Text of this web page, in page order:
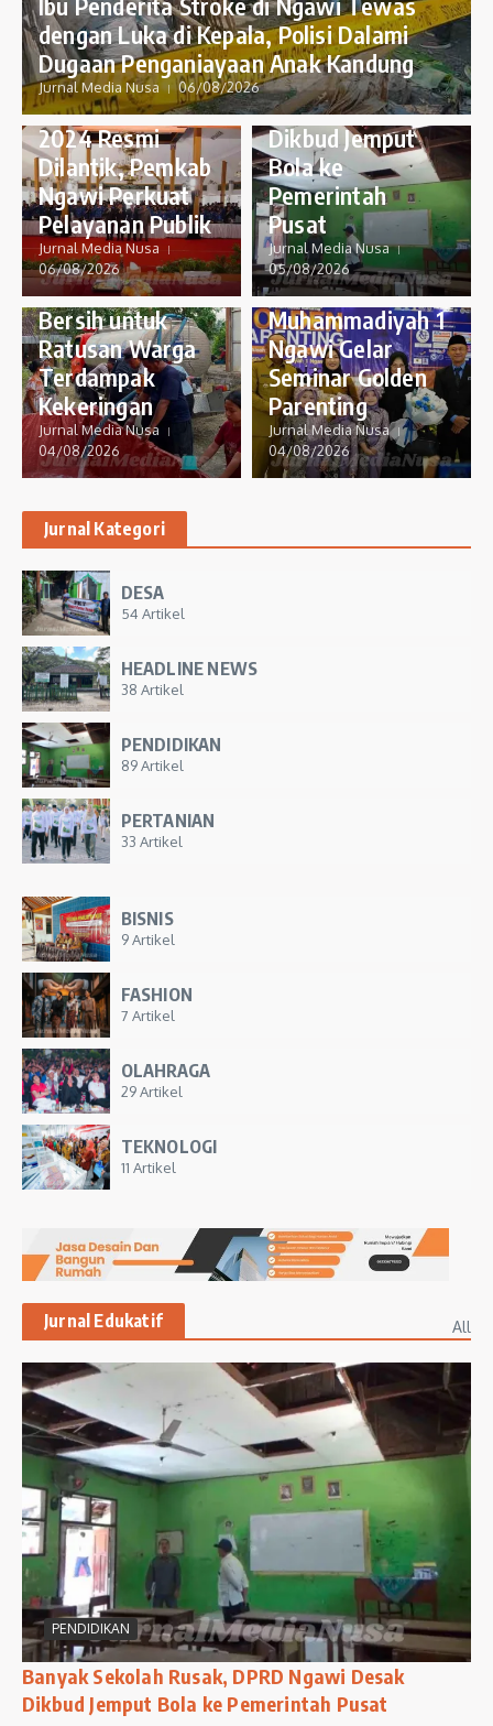
dengan Luka di Kepala, Polisi Dalami
Dugaan Penganiayaan Anak Kandung
Jurnal Media Nusa 06/08/2026
PEMERINTAHAN
228 PNS Formasi
2024 Resmi
Dilantik, Pemkab
Ngawi Perkuat
Pelayanan Publik
Jurnal Media Nusa
06/08/2026
PENDIDIKAN
Banyak Sekolah
Rusak, DPRD
Ngawi Desak
Dikbud Jemput
Bola ke
Pemerintah
Pusat
Jurnal Media Nusa
05/08/2026
PERISTIWA
BPBD Ngawi
Mulai
Distribusikan Air
Bersih untuk
Ratusan Warga
Terdampak
Kekeringan
Jurnal Media Nusa
04/08/2026
PENDIDIKAN
Kupas Pola Asuh
Berbasis Otak
Anak, SD
Muhammadiyah 1
Ngawi Gelar
Seminar Golden
Parenting
Jurnal Media Nusa
04/08/2026
Jurnal Kategori
DESA
54 Artikel
HEADLINE NEWS
38 Artikel
PENDIDIKAN
89 Artikel
PERTANIAN
33 Artikel
BISNIS
9 Artikel
FASHION
7 Artikel
OLAHRAGA
29 Artikel
TEKNOLOGI
11 Artikel
Jurnal Edukatif All
PENDIDIKAN
Banyak Sekolah Rusak, DPRD Ngawi Desak
Dikbud Jemput Bola ke Pemerintah Pusat